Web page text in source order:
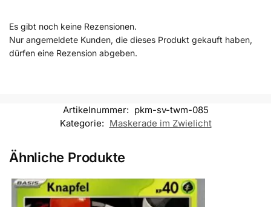
Es gibt noch keine Rezensionen.
Nur angemeldete Kunden, die dieses Produkt gekauft haben,
dürfen eine Rezension abgeben.
Artikelnummer: pkm-sv-twm-085
Kategorie: Maskerade im Zwielicht
Ähnliche Produkte